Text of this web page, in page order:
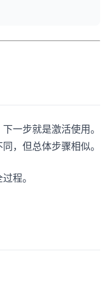
下一步就是激活使用。
，但总体步骤相似。
程。